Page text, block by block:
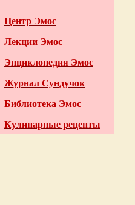
Центр Эмос
Лекции Эмос
Энциклопедия Эмос
Журнал Сундучок
Библиотека Эмос
Кулинарные рецепты